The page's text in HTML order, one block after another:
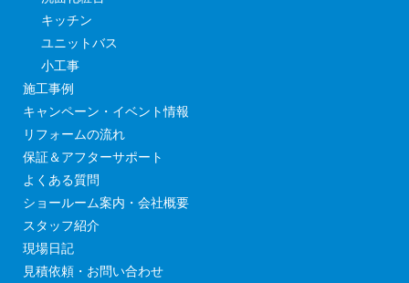
キッチン
ユニットバス
小工事
施工事例
キャンペーン・イベント情報
リフォームの流れ
保証＆アフターサポート
よくある質問
ショールーム案内・会社概要
スタッフ紹介
現場日記
見積依頼・お問い合わせ